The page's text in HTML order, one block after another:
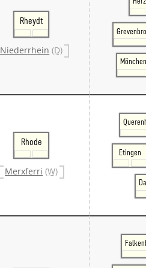
Rheydt
Niederrhein (D)
Rhode
Merxferri (W)
Etingen